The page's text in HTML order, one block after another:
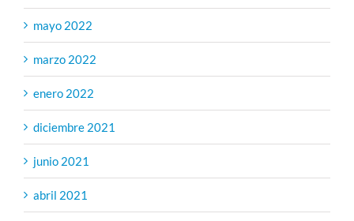
mayo 2022
marzo 2022
enero 2022
diciembre 2021
junio 2021
abril 2021